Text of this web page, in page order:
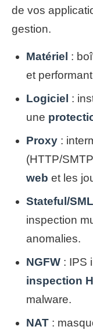
de vos
gestion.
Matériel :
et
Logiciel :
une
Proxy :
(HTTP/
web et les
Stateful/
inspection
anomalies.
NGFW : IPS
inspection
malware.
NAT :